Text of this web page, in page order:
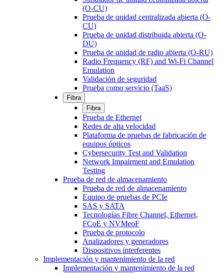
(O-CU)
Prueba de unidad centralizada abierta (O-
CU)
Prueba de unidad distribuida abierta (O-
DU)
Prueba de unidad de radio abierta (O-RU)
Radio Frequency (RF) and Wi-Fi Channel
Emulation
Validación de seguridad
Prueba como servicio (TaaS)
Fibra
Fibra
Prueba de Ethernet
Redes de alta velocidad
Plataforma de pruebas de fabricación de
equipos ópticos
Cybersecurity Test and Validation
Network Impairment and Emulation
Testing
Prueba de red de almacenamiento
Prueba de red de almacenamiento
Equipo de pruebas de PCIe
SAS y SATA
Tecnologías Fibre Channel, Ethernet,
FCoE y NVMeoF
Prueba de protocolo
Analizadores y generadores
Dispositivos interferentes
Implementación y mantenimiento de la red
Implementación y mantenimiento de la red